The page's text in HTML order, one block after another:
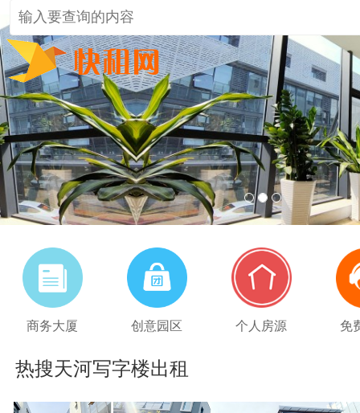
1 2 3
商务大厦 创意园区 个人房源 免
热搜天河写字楼出租